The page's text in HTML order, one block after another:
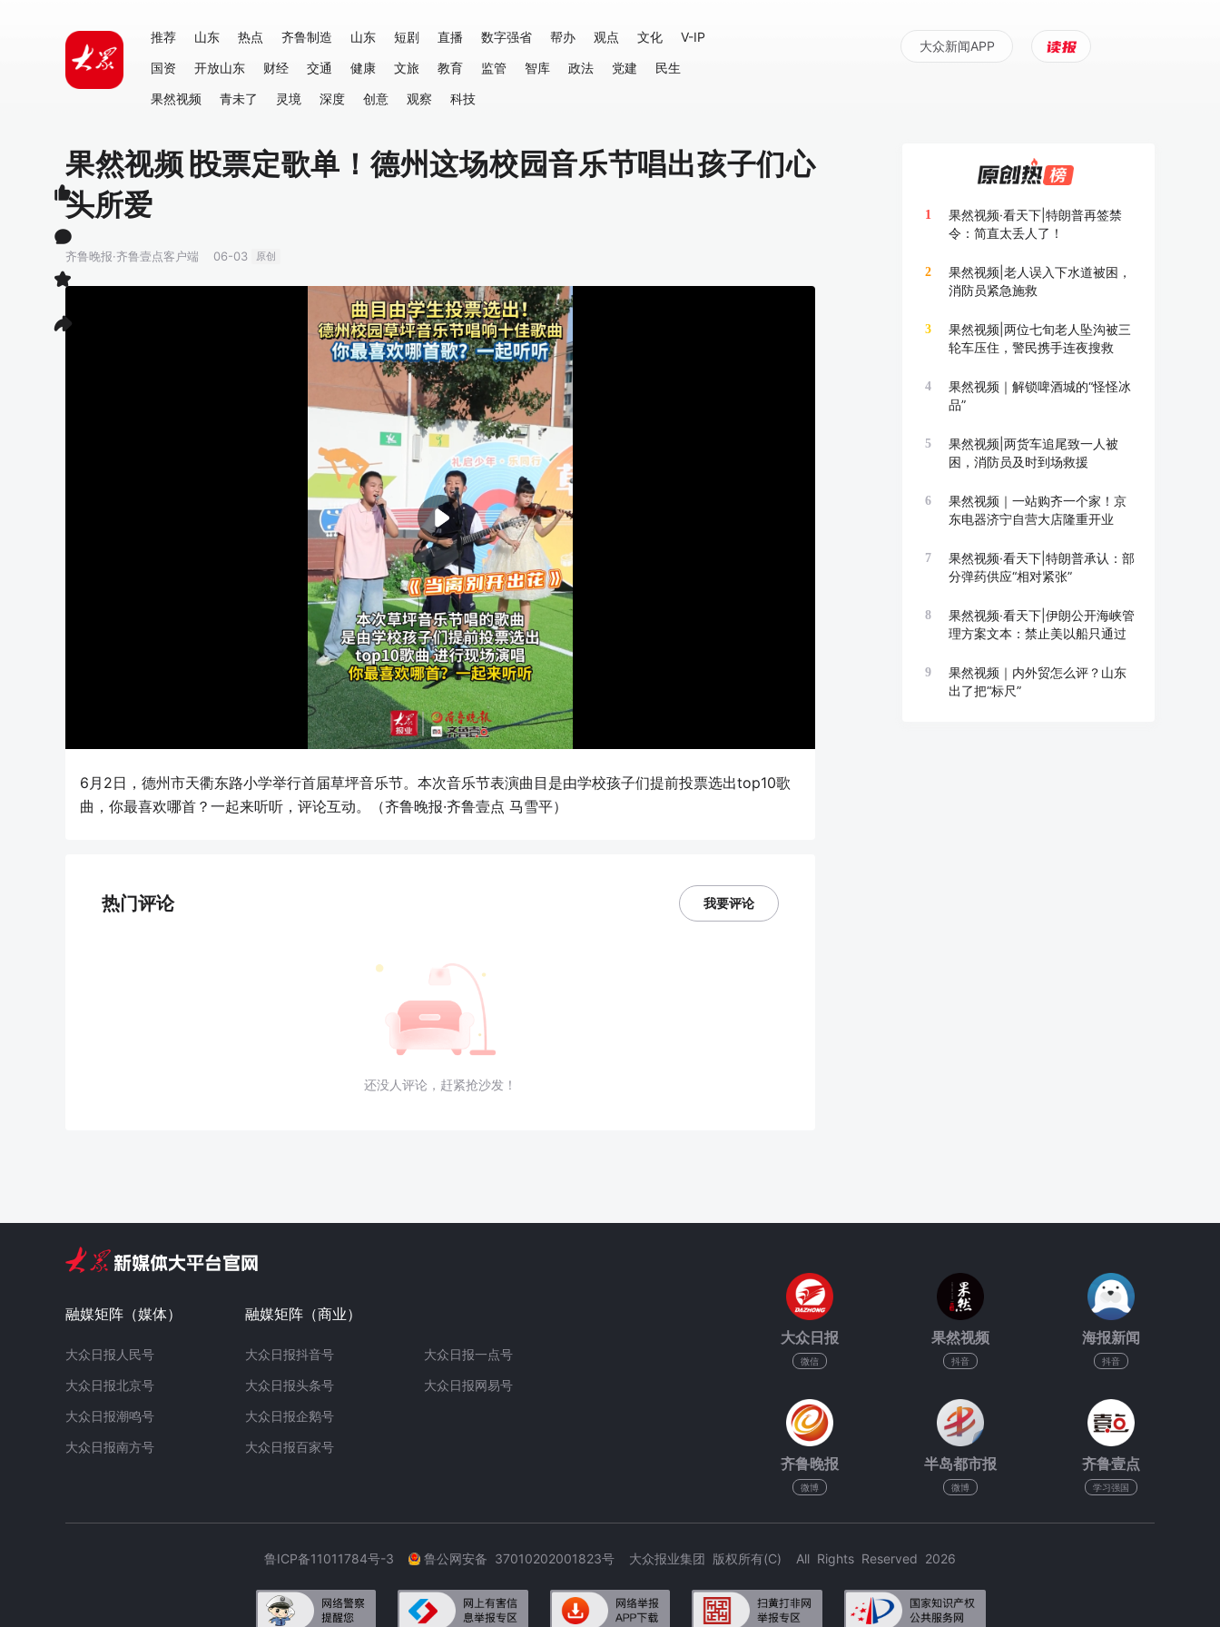
推荐 山东 热点 齐鲁制造 山东 短剧 直播 数字强省 帮办 观点 文化
V-IP
国资
开放山东 财经 交通 健康 文旅 教育 监管 智库 政法 党建
民生
果然视频
青未了 灵境 深度 创意 观察 科技
大众新闻APP
果然视频∣投票定歌单！德州这场校园音乐节唱出孩子们心
头所爱
齐鲁晚报·齐鲁壹点客户端 06-03 原创
6月2日，德州市天衢东路小学举行首届草坪音乐节。本次音乐节表演曲目是由学校孩子们提前投票选出top10歌
曲，你最喜欢哪首？一起来听听，评论互动。（齐鲁晚报·齐鲁壹点 马雪平）
热门评论 我要评论
还没人评论，赶紧抢沙发！
1
果然视频·看天下|特朗普再签禁
令：简直太丢人了！
2
果然视频|老人误入下水道被困，
消防员紧急施救
3
果然视频|两位七旬老人坠沟被三
轮车压住，警民携手连夜搜救
4
果然视频｜解锁啤酒城的“怪怪冰
品”
5
果然视频|两货车追尾致一人被
困，消防员及时到场救援
6
果然视频｜一站购齐一个家！京
东电器济宁自营大店隆重开业
7
果然视频·看天下|特朗普承认：部
分弹药供应“相对紧张”
8
果然视频·看天下|伊朗公开海峡管
理方案文本：禁止美以船只通过
9
果然视频｜内外贸怎么评？山东
出了把“标尺”
融媒矩阵（媒体）
大众日报人民号
大众日报北京号
大众日报潮鸣号
大众日报南方号
融媒矩阵（商业）
大众日报抖音号
大众日报头条号
大众日报企鹅号
大众日报百家号
大众日报一点号
大众日报网易号
大众日报
微信
果然视频
抖音
海报新闻
抖音
齐鲁晚报
微博
半岛都市报
微博
齐鲁壹点
学习强国
鲁ICP备11011784号-3 鲁公网安备 37010202001823号 大众报业集团 版权所有(C) All Rights Reserved 2026